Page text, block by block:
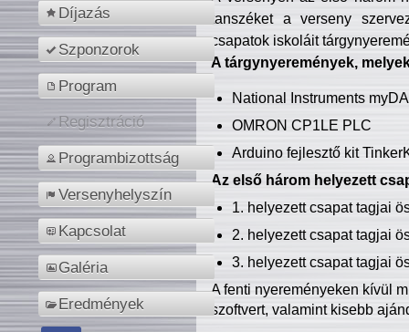
Díjazás
Szponzorok
Program
Regisztráció
Programbizottság
Versenyhelyszín
Kapcsolat
Galéria
Eredmények
tanszéket a verseny
csapatok iskoláit
A tárgynyeremények,
National Instruments
OMRON CP1LE PLC
Arduino fejlesztő kit
Az első három helyezett
1. helyezett csapat tagjai
2. helyezett csapat tagjai
3. helyezett csapat tagjai
A fenti nyereményeken kívül
szoftvert, valamint kisebb